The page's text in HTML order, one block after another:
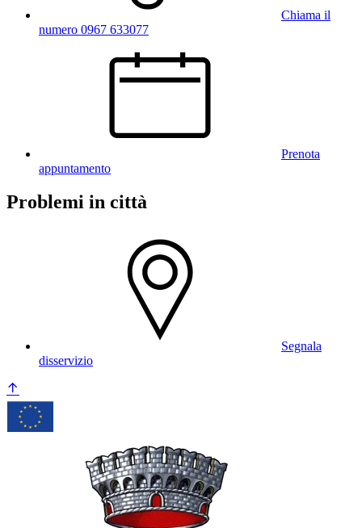
Chiama il
numero 0967 633077
Prenota
appuntamento
Problemi in città
Segnala
disservizio